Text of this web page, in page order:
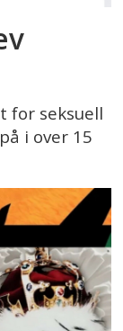
for seksuell
i over 15